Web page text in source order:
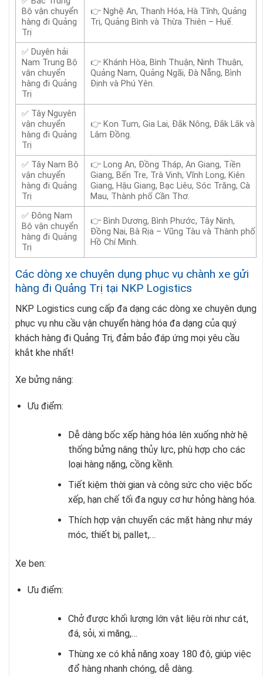
Bộ vận chuyển
hàng đi Quảng
Trị
👉 Nghệ An, Thanh Hóa, Hà Tĩnh, Quảng
Trị, Quảng Bình và Thừa Thiên – Huế.
✅ Duyên hải
Nam Trung Bộ
vận chuyển
hàng đi Quảng
Trị
👉 Khánh Hòa, Bình Thuận, Ninh Thuận,
Quảng Nam, Quảng Ngãi, Đà Nẵng, Bình
Định và Phú Yên.
✅ Tây Nguyên
vận chuyển
hàng đi Quảng
Trị
👉 Kon Tum, Gia Lai, Đắk Nông, Đắk Lắk và
Lâm Đồng.
✅ Tây Nam Bộ
vận chuyển
hàng đi Quảng
Trị
👉 Long An, Đồng Tháp, An Giang, Tiền
Giang, Bến Tre, Trà Vinh, Vĩnh Long, Kiên
Giang, Hậu Giang, Bạc Liêu, Sóc Trăng, Cà
Mau, Thành phố Cần Thơ.
✅ Đông Nam
Bộ vận chuyển
hàng đi Quảng
Trị
👉 Bình Dương, Bình Phước, Tây Ninh,
Đồng Nai, Bà Rịa – Vũng Tàu và Thành phố
Hồ Chí Minh.
Các dòng xe chuyên dụng phục vụ chành xe gửi
hàng đi Quảng Trị tại NKP Logistics
NKP Logistics cung cấp đa dạng các dòng xe chuyên dụng
phục vụ nhu cầu vận chuyển hàng hóa đa dạng của quý
khách hàng đi Quảng Trị, đảm bảo đáp ứng mọi yêu cầu
khắt khe nhất!
Xe bửng nâng:
Ưu điểm:
Dễ dàng bốc xếp hàng hóa lên xuống nhờ hệ
thống bửng nâng thủy lực, phù hợp cho các
loại hàng nặng, cồng kềnh.
Tiết kiệm thời gian và công sức cho việc bốc
xếp, hạn chế tối đa nguy cơ hư hỏng hàng hóa.
Thích hợp vận chuyển các mặt hàng như máy
móc, thiết bị, pallet,…
Xe ben:
Ưu điểm:
Chở được khối lượng lớn vật liệu rời như cát,
đá, sỏi, xi măng,…
Thùng xe có khả năng xoay 180 độ, giúp việc
đổ hàng nhanh chóng, dễ dàng.